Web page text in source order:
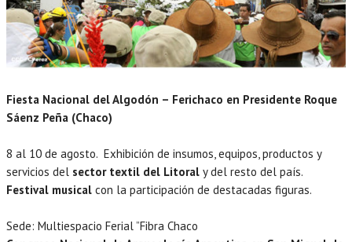
Fiesta Nacional del Algodón – Ferichaco en Presidente Roque
Sáenz Peña (Chaco)
8 al 10 de agosto. Exhibición de insumos, equipos, productos y
servicios del sector textil del Litoral y del resto del país.
Festival musical con la participación de destacadas figuras.
Sede: Multiespacio Ferial ”Fibra Chaco